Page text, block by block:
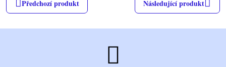
Předchozí produkt Následující produkt